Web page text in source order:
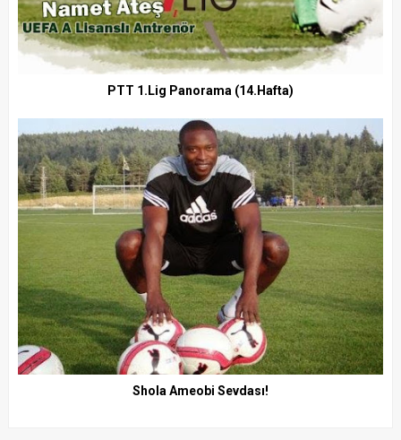
PTT 1.Lig Panorama (14.Hafta)
Shola Ameobi Sevdası!